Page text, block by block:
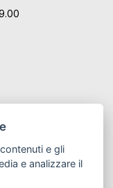
e gli
e analizzare il
P.IVA: IT
n° 12489131008